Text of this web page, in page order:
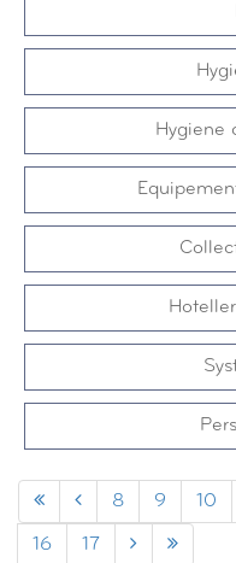
Hygiene
8 9 10
16 17